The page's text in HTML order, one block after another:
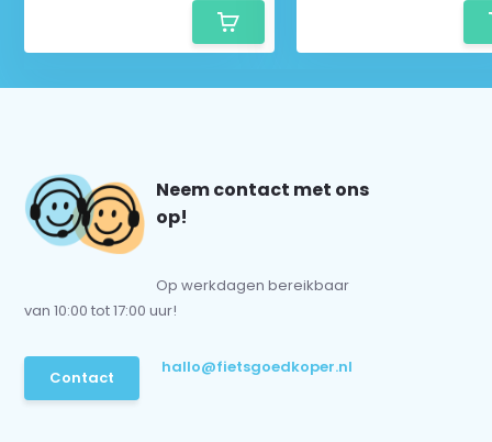
Neem contact met ons
op!
Op werkdagen bereikbaar
van 10:00 tot 17:00 uur!
Contact
hallo@fietsgoedkoper.nl